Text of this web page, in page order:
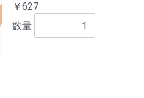
￥627
数量